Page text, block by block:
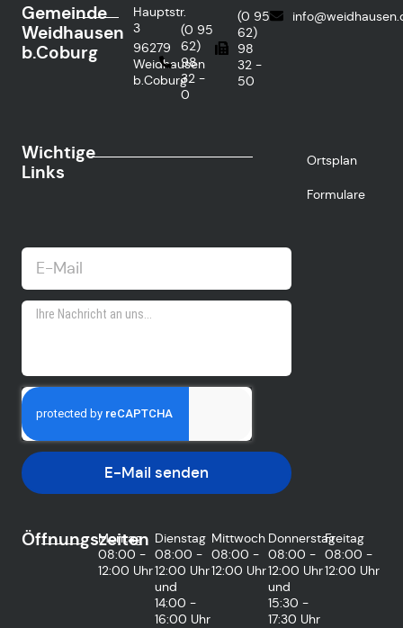
Gemeinde
Weidhausen
b.Coburg
Hauptstr.
3
96279
Weidhausen
b.Coburg
(0 95
62)
98
32 -
0
(0 95
62)
98
32 -
50
Wichtige
Links
Ortsplan
Formulare
E-Mail senden
Öffnungszeiten
Montag
08:00 -
12:00 Uhr
Dienstag
08:00 -
12:00 Uhr
und
14:00 -
16:00 Uhr
Mittwoch
08:00 -
12:00 Uhr
Donnerstag
08:00 -
12:00 Uhr
und
15:30 -
17:30 Uhr
Freitag
08:00 -
12:00 Uhr